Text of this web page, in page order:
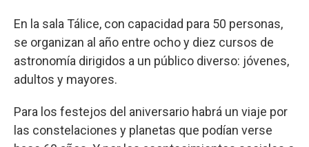
En la sala Tálice, con capacidad para 50 personas,
se organizan al año entre ocho y diez cursos de
astronomía dirigidos a un público diverso: jóvenes,
adultos y mayores.
Para los festejos del aniversario habrá un viaje por
las constelaciones y planetas que podían verse